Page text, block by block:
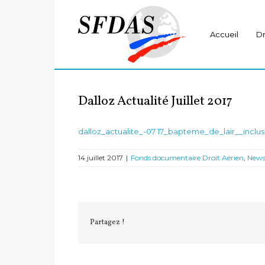
Accueil
Dalloz Actualité Juillet 2017
dalloz_actualite_-07
14 juillet 2017 | Fonds documentaire Droit Aérien, News
Partagez !